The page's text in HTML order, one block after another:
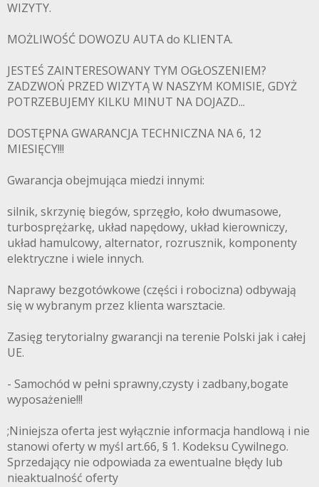
WIZYTY.
MOŻLIWOŚĆ DOWOZU AUTA do KLIENTA.
JESTEŚ ZAINTERESOWANY TYM OGŁOSZENIEM?
ZADZWOŃ PRZED WIZYTĄ W NASZYM KOMISIE, GDYŻ
POTRZEBUJEMY KILKU MINUT NA DOJAZD...
DOSTĘPNA GWARANCJA TECHNICZNA NA 6, 12
MIESIĘCY!!!
Gwarancja obejmująca miedzi innymi:
silnik, skrzynię biegów, sprzęgło, koło dwumasowe,
turbosprężarkę, układ napędowy, układ kierowniczy,
układ hamulcowy, alternator, rozrusznik, komponenty
elektryczne i wiele innych.
Naprawy bezgotówkowe (części i robocizna) odbywają
się w wybranym przez klienta warsztacie.
Zasięg terytorialny gwarancji na terenie Polski jak i całej
UE.
- Samochód w pełni sprawny,czysty i zadbany,bogate
wyposażenie!!!
;Niniejsza oferta jest wyłącznie informacja handlową i nie
stanowi oferty w myśl art.66, § 1. Kodeksu Cywilnego.
Sprzedający nie odpowiada za ewentualne błędy lub
nieaktualność oferty